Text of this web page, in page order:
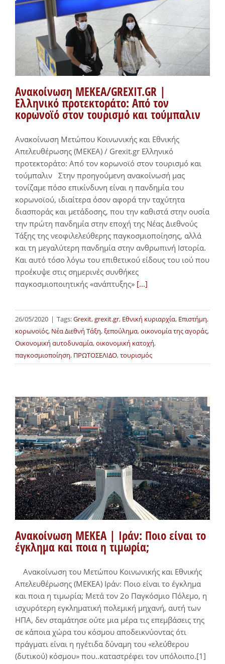
Ανακοίνωση ΜΕΚΕΑ/GREXIT.GR |
Ελληνικό προτεκτοράτο: Από τον
κορωνοϊό στον τουρισμό και τούμπαλιν
Ανακοίνωση Μετώπου Κοινωνικής και Εθνικής
Απελευθέρωσης (ΜΕΚΕΑ) / Grexit.gr Ελληνικό
προτεκτοράτο: Από τον κορωνοϊό στον τουρισμό και
τούμπαλιν Στην προηγούμενη ανακοίνωσή μας
τονίζαμε πόσο επικίνδυνη είναι η πανδημία του
κορωνοϊού, ιδιαίτερα όσον αφορά την ταχύτητα
διασποράς και μετάδοσης, που την καθιστά στην ουσία
την πρώτη πανδημία στην εποχή της Νέας Διεθνούς
Τάξης της νεοφιλελεύθερης παγκοσμιοποίησης, αλλά
και τη μεγαλύτερη πανδημία στην ανθρωπινή Ιστορία.
Και αυτό τόσο λόγω του επιθετικού είδους του ιού που
προέκυψε στις σημερινές συνθήκες
παγκοσμιοποιητικής «ανάπτυξης» [...]
26/05/2020 | Tags:Grexit,grexit.gr, Εθνική κυριαρχία, Επιστήμη,
κορωνοϊός, Νέα Διεθνή Τάξη,ξεπούλημα,οικονομία της αγοράς,
Οικονομική αυτοδυναμία,οικονομική κατοχή,
παγκοσμιοποίηση, ΠΡΩΤΟΣΕΛΙΔΟ,τουρισμός
Ανακοίνωση ΜΕΚΕΑ | Ιράν: Ποιο είναι το
έγκλημα και ποια η τιμωρία;
Ανακοίνωση του Μετώπου Κοινωνικής και Εθνικής
Απελευθέρωσης (ΜΕΚΕΑ) Ιράν: Ποιο είναι το έγκλημα
και ποια η τιμωρία; Μετά τον 2ο Παγκόσμιο Πόλεμο, η
ισχυρότερη εγκληματική πολεμική μηχανή, αυτή των
ΗΠΑ, δεν σταμάτησε ούτε μια μέρα τις επεμβάσεις της
σε κάποια χώρα του κόσμου αποδεικνύοντας ότι
πράγματι είναι η ηγέτιδα δύναμη του «ελεύθερου
(δυτικού) κόσμου» που..καταστρέφει τον υπόλοιπο.[1]